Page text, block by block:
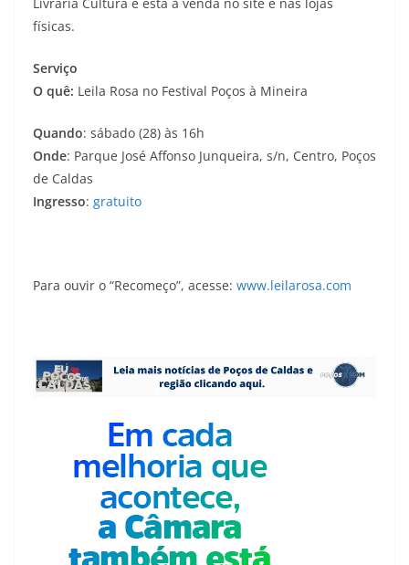
físicas.
Serviço
O quê: Leila Rosa no Festival Poços à Mineira
Quando: sábado (28) às 16h
Onde: Parque José Affonso Junqueira, s/n, Centro, Poços
de Caldas
Ingresso: gratuito
Para ouvir o “Recomeço”, acesse: www.leilarosa.com